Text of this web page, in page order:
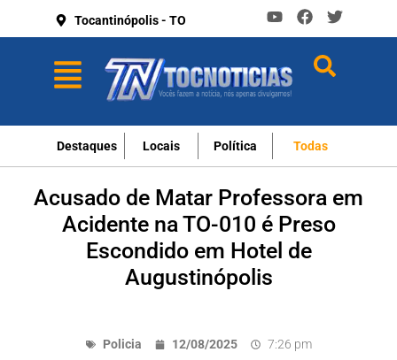
Tocantinópolis - TO
Destaques Locais Política Todas
Acusado de Matar Professora em
Acidente na TO-010 é Preso
Escondido em Hotel de
Augustinópolis
Policia 12/08/2025 7:26 pm